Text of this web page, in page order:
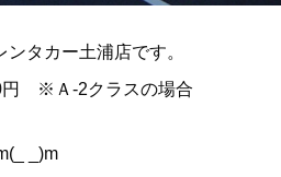
タカー土浦店です。
※Ａ-2クラスの場合
_)m